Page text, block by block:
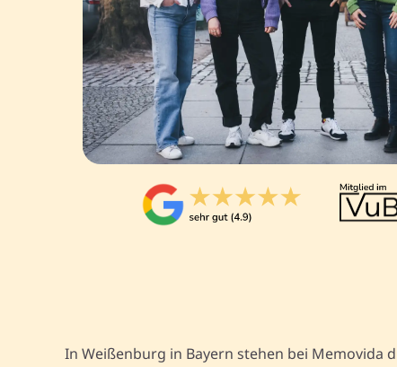
In Weißenburg in Bayern stehen bei Memovida